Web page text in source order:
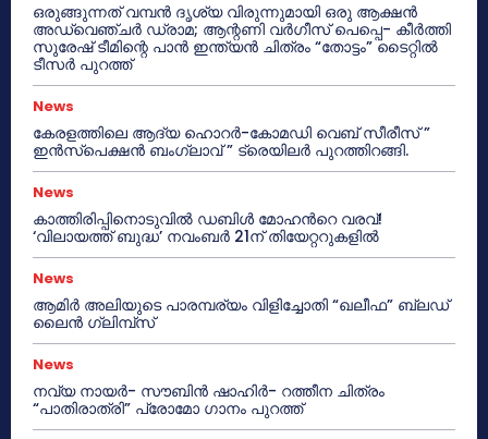
ഒരുങ്ങുന്നത് വമ്പൻ ദൃശ്യ വിരുന്നുമായി ഒരു ആക്ഷൻ
അഡ്വെഞ്ചർ ഡ്രാമ; ആന്റണി വർഗീസ് പെപ്പെ- കീർത്തി
സുരേഷ് ടീമിന്റെ പാൻ ഇന്ത്യൻ ചിത്രം “തോട്ടം” ടൈറ്റിൽ
ടീസർ പുറത്ത്
News
കേരളത്തിലെ ആദ്യ ഹൊറർ-കോമഡി വെബ് സീരീസ് ”
ഇൻസ്പെക്ഷൻ ബംഗ്ലാവ് ” ട്രെയിലർ പുറത്തിറങ്ങി.
News
കാത്തിരിപ്പിനൊടുവിൽ ഡബിൾ മോഹന്‍റെ വരവ്!
‘വിലായത്ത് ബുദ്ധ’ നവംബർ 21ന് തിയേറ്ററുകളിൽ
News
ആമിർ അലിയുടെ പാരമ്പര്യം വിളിച്ചോതി “ഖലീഫ” ബ്ലഡ്
ലൈൻ ഗ്ലിമ്പ്സ്
News
നവ്യ നായർ- സൗബിൻ ഷാഹിർ- റത്തീന ചിത്രം
“പാതിരാത്രി” പ്രോമോ ഗാനം പുറത്ത്